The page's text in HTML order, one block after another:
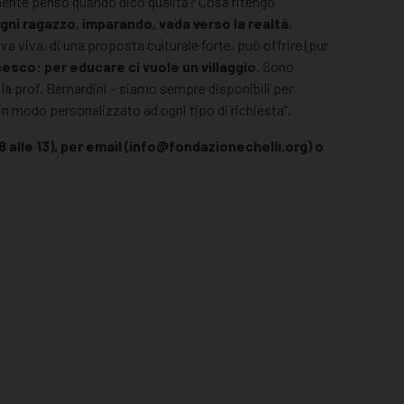
ragazzo, imparando, vada verso la realtà,
viva, di una proposta culturale forte, può offrire (pur
per educare ci vuole un villaggio . Sono
prof. Bernardini – siamo sempre disponibili per
personalizzato ad ogni tipo di richiesta”.
13), per email (info@fondazionechelli.org) o